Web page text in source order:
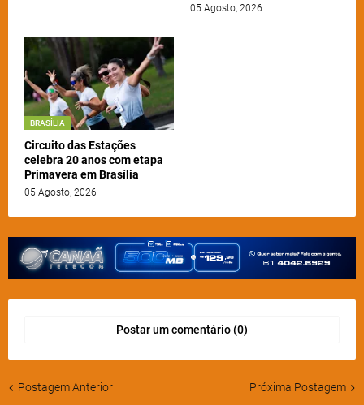
05 Agosto, 2026
BRASÍLIA
Circuito das Estações
celebra 20 anos com etapa
Primavera em Brasília
05 Agosto, 2026
Postar um comentário (0)
Postagem Anterior Próxima Postagem